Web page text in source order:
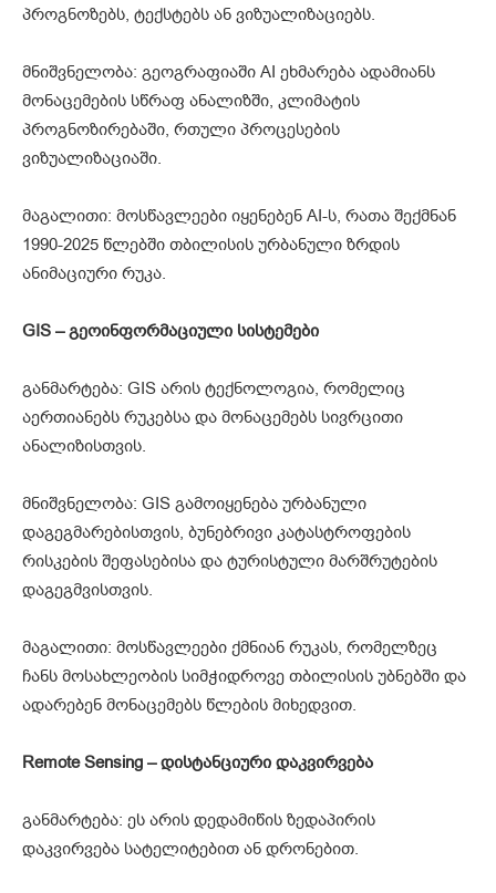
პროგნოზებს, ტექსტებს ან ვიზუალიზაციებს.
მნიშვნელობა: გეოგრაფიაში AI ეხმარება ადამიანს
მონაცემების სწრაფ ანალიზში, კლიმატის
პროგნოზირებაში, რთული პროცესების
ვიზუალიზაციაში.
მაგალითი: მოსწავლეები იყენებენ AI-ს, რათა შექმნან
1990-2025 წლებში თბილისის ურბანული ზრდის
ანიმაციური რუკა.
GIS – გეოინფორმაციული სისტემები
განმარტება: GIS არის ტექნოლოგია, რომელიც
აერთიანებს რუკებსა და მონაცემებს სივრცითი
ანალიზისთვის.
მნიშვნელობა: GIS გამოიყენება ურბანული
დაგეგმარებისთვის, ბუნებრივი კატასტროფების
რისკების შეფასებისა და ტურისტული მარშრუტების
დაგეგმვისთვის.
მაგალითი: მოსწავლეები ქმნიან რუკას, რომელზეც
ჩანს მოსახლეობის სიმჭიდროვე თბილისის უბნებში და
ადარებენ მონაცემებს წლების მიხედვით.
Remote Sensing – დისტანციური დაკვირვება
განმარტება: ეს არის დედამიწის ზედაპირის
დაკვირვება სატელიტებით ან დრონებით.